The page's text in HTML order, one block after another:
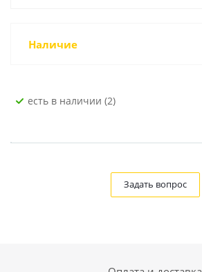
Наличие
Есть в наличии (2)
Задать вопрос